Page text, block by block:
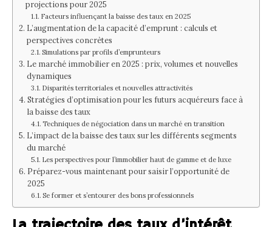
projections pour 2025
Facteurs influençant la baisse des taux en 2025
L’augmentation de la capacité d’emprunt : calculs et
perspectives concrètes
Simulations par profils d’emprunteurs
Le marché immobilier en 2025 : prix, volumes et nouvelles
dynamiques
Disparités territoriales et nouvelles attractivités
Stratégies d’optimisation pour les futurs acquéreurs face à
la baisse des taux
Techniques de négociation dans un marché en transition
L’impact de la baisse des taux sur les différents segments
du marché
Les perspectives pour l’immobilier haut de gamme et de luxe
Préparez-vous maintenant pour saisir l’opportunité de
2025
Se former et s’entourer des bons professionnels